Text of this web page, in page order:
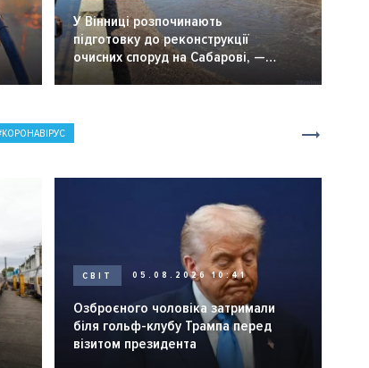
У Вінниці розпочинають
підготовку до реконструкції
очисних споруд на Сабарові, —
мер Вінниці.
КОРОНАВІРУС
СВІТ 05.08.2026 10:41
Озброєного чоловіка затримали
біля гольф-клубу Трампа перед
візитом президента